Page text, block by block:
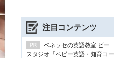
注目コンテンツ
ベネッセの英語教室 ビー
スタジオ「ベビー英語・知育コー